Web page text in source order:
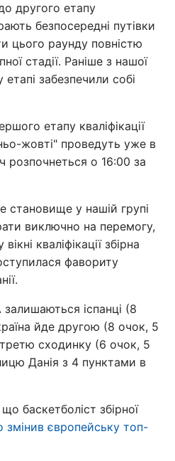
другого етапу
безпосередні путівки
цього раунду повністю
стадії. Раніше з нашої
забезпечили собі
етапу кваліфікації
жовті" проведуть уже в
розпочнеться о 16:00 за
становище у нашій групі
виключно на перемогу,
кваліфікації збірна
фавориту
іспанці (8
йде другою (8 очок, 5
третю сходинку (6 очок, 5
Данія з 4 пунктами в
баскетболіст збірної
європейську топ-